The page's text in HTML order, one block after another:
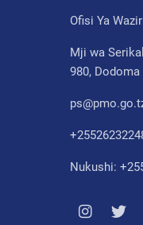
Ofisi Ya
Mji wa
980, Dodoma
Nukushi: